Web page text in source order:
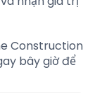
Construction
bây giờ để